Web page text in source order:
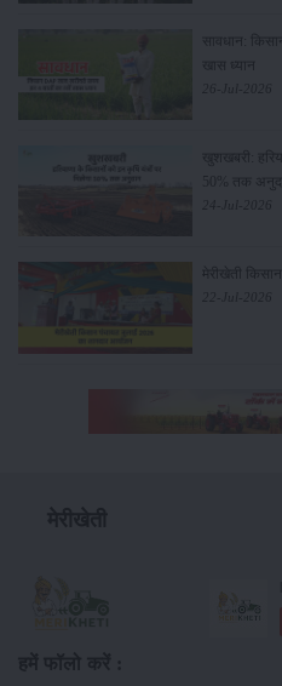
सावधान:
खास ध्यान
26-Jul-2026
खुशखबरी:
50% तक
24-Jul-2026
मेरीखेती
22-Jul-2026